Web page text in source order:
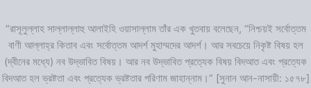
“রাসূলুল্লাহ সাল্লাল্লাহু আলাইহি ওয়াসাল্লাম তাঁর এক খুতবায় বলেছেন, “নিশ্চয়ই সর্বোত্তম
বাণী আল্লাহ্‌র কিতাব এবং সর্বোত্তম আদর্শ মুহাম্মদের আদর্শ। আর সবচেয়ে নিকৃষ্ট বিষয় হল
(দ্বীনের মধ্যে) নব উদ্ভাবিত বিষয়। আর নব উদ্ভাবিত প্রত্যেক বিষয় বিদআত এবং প্রত্যেক
বিদআত হল ভ্রষ্টতা এবং প্রত্যেক ভ্রষ্টতার পরিণাম জাহান্নাম।” [সুনান আন-নাসায়ী: ১৫৭৮]